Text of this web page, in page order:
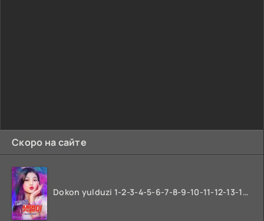
Скоро на сайте
Dokon yulduzi 1-2-3-4-5-6-7-8-9-10-11-12-13-14-15-16-17 Qism Uzbek tilida koreya seryali barcha qismlari o'zbek tilida